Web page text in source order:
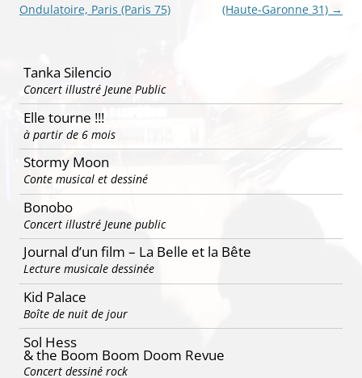
articles
Ondulatoire, Paris (Paris 75)
(Haute-Garonne 31) →
Tanka Silencio
Concert illustré Jeune Public
Elle tourne !!!
à partir de 6 mois
Stormy Moon
Conte musical et dessiné
Bonobo
Concert illustré Jeune public
Journal d’un film – La Belle et la Bête
Lecture musicale dessinée
Kid Palace
Boîte de nuit de jour
Sol Hess
& the Boom Boom Doom Revue
Concert dessiné rock